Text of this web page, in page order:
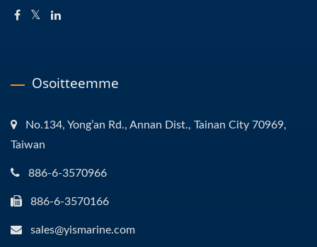
Osoitteemme
No.134, Yong’an Rd., Annan Dist., Tainan City 70969,
Taiwan
886-6-3570966
886-6-3570166
sales@yismarine.com